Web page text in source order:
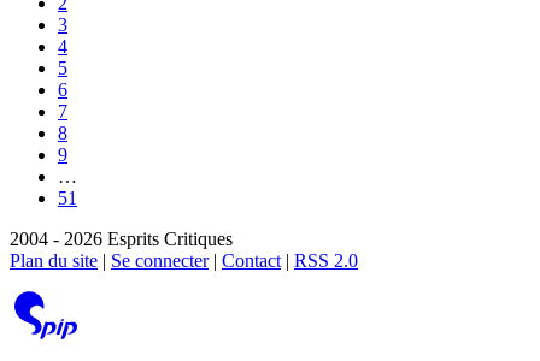
3
4
5
6
7
8
9
…
51
2004 - 2026 Esprits Critiques
Plan du site | Se connecter| Contact | RSS 2.0